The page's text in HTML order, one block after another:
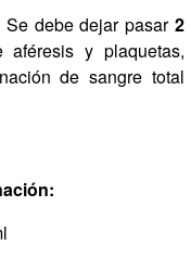
Se debe dejar pasar 2
aféresis y plaquetas,
de sangre total